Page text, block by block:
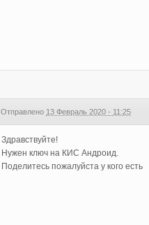
Отправлено 13 Февраль 2020 - 11:25
Здравствуйте!
Нужен ключ на КИС Андроид.
Поделитесь пожалуйста у кого есть